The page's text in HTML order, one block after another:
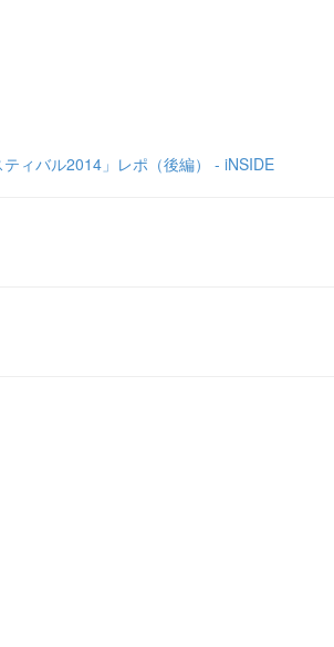
ィバル2014」レポ（後編） - iNSIDE